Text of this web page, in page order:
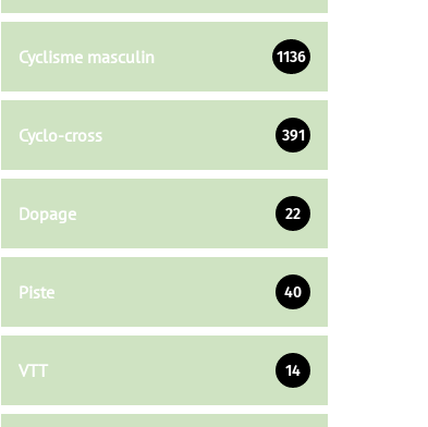
Cyclisme masculin 1136
Cyclo-cross 391
Dopage 22
Piste 40
VTT 14